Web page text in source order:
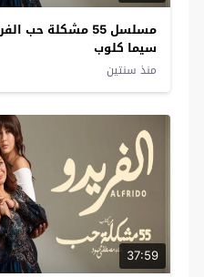
سيما كلوب
منذ سنتين
37:59